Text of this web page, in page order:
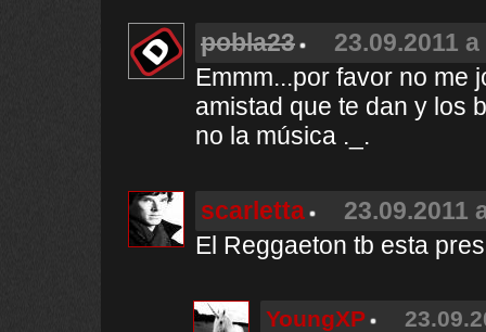
pobla23
23.09.2011
Emmm...por favor no me
amistad que te dan y los
no la música ._.
scarletta
23.09.2011
El Reggaeton tb esta
YoungXP